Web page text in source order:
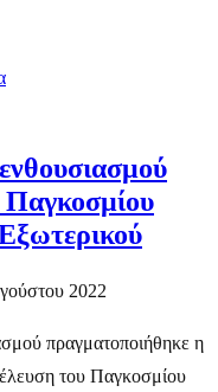
Παγκοσμίου
2022
πραγματοποιήθηκε η
του Παγκοσμίου